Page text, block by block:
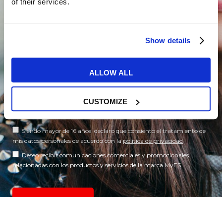
of their services.
Show details
ALLOW ALL
CUSTOMIZE
Siendo mayor de 16 años, declaro que consiento el tratamiento de
mis datos personales de acuerdo con lapolítica de privacidad
Deseo recibir comunicaciones comerciales y promocionales
relacionadas con los productos y servicios de la marca MyES